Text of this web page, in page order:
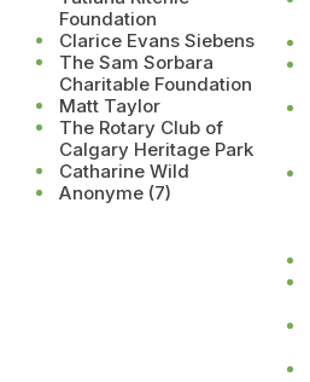
Foundation
Clarice Evans Siebens
The Sam Sorbara
Charitable Foundation
Matt Taylor
The Rotary Club of
Calgary Heritage Park
Catharine Wild
Anonyme (7)